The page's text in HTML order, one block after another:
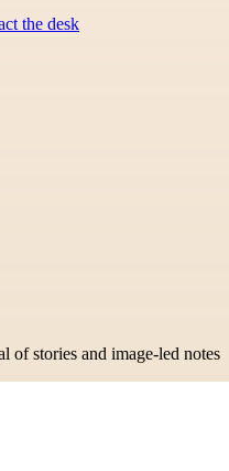
the desk
of stories and image-led notes